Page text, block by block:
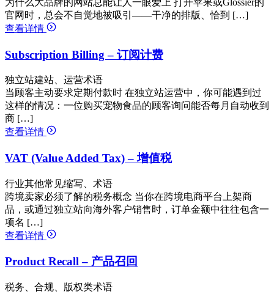
官网时，总会不自觉地被吸引——干净的排版、恰到 […]
查看详情
Subscription Billing – 订阅计费
独立站建站、运营术语
当顾客主动要求定期付款时 在独立站运营中，你可能遇到过
这样的情况：一位购买宠物食品的顾客询问能否每月自动收到
商 […]
查看详情
VAT (Value Added Tax) – 增值税
行业其他常见缩写、术语
跨境卖家必须了解的税务概念 当你在跨境电商平台上架商
品，或通过独立站向海外客户销售时，订单金额中往往包含一
项名 […]
查看详情
Product Recall – 产品召回
税务、合规、版权类术语